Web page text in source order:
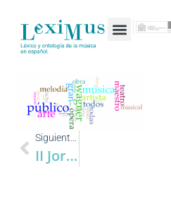
II Jornadas LexiMus | 16-27 de enero de 2025